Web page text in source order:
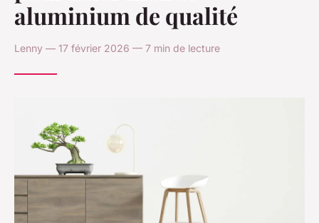
aluminium de qualité
Lenny — 17 février 2026 — 7 min de lecture